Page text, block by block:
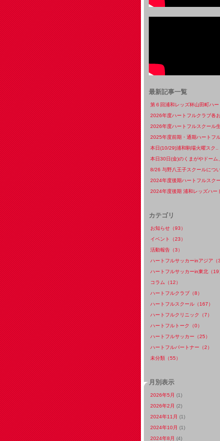
最新記事一覧
第６回浦和レッズ杯山田町ハー
2026年度ハートフルクラブ各
2026年度ハートフルスクール
2025年度前期・通期ハートフ
本日(10/29)浦和駒場火曜スク..
本日30日(金)のくまがやドーム
8/26 与野八王子スクールにつ
2024年度後期ハートフルスク
2024年度後期 浦和レッズハー
カテゴリ
お知らせ（93）
イベント（23）
活動報告（3）
ハートフルサッカーinアジア（
ハートフルサッカーin東北（19
コラム（12）
ハートフルクラブ（8）
ハートフルスクール（167）
ハートフルクリニック（7）
ハートフルトーク（0）
ハートフルサッカー（25）
ハートフルパートナー（2）
未分類（55）
月別表示
2026年5月 (1)
2026年2月 (2)
2024年11月 (1)
2024年10月 (1)
2024年8月 (4)